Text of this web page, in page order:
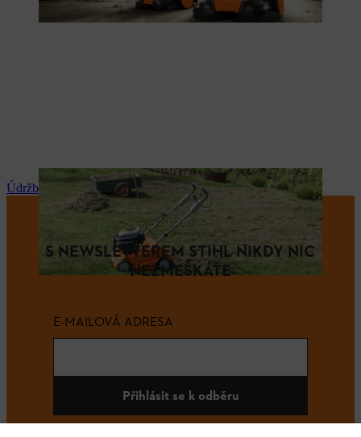
Údržba a opravy
S NEWSLETTEREM STIHL NIKDY NIC
NEZMEŠKÁTE
E-MAILOVÁ ADRESA
Přihlásit se k odběru